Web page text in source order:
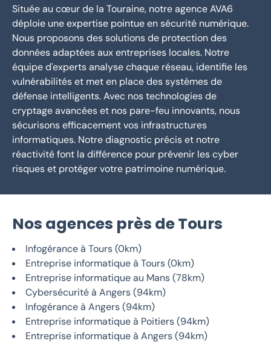
Située au cœur de la Touraine, notre agence AVA6
déploie une expertise pointue en sécurité numérique.
Nous proposons des solutions de protection des
données adaptées aux entreprises locales. Notre
équipe d'experts analyse chaque réseau, identifie les
vulnérabilités et met en place des systèmes de
défense intelligents. Avec nos technologies de
cryptage avancées et nos pare-feu innovants, nous
sécurisons efficacement vos infrastructures
informatiques. Notre diagnostic précis et notre
réactivité font la différence pour prévenir les cyber
risques et protéger votre patrimoine numérique.
Nos agences près de Tours
Infogérance à Tours (0km)
Entreprise informatique à Tours (0km)
Entreprise informatique au Mans (78km)
Cybersécurité à Angers (94km)
Infogérance à Angers (94km)
Entreprise informatique à Poitiers (94km)
Entreprise informatique à Angers (94km)